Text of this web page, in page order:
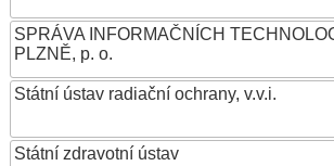
SPRÁVA INFORMAČNÍCH
PLZNĚ, p. o.
Státní ústav radiační ochrany, v.v.i.
Státní zdravotní ústav